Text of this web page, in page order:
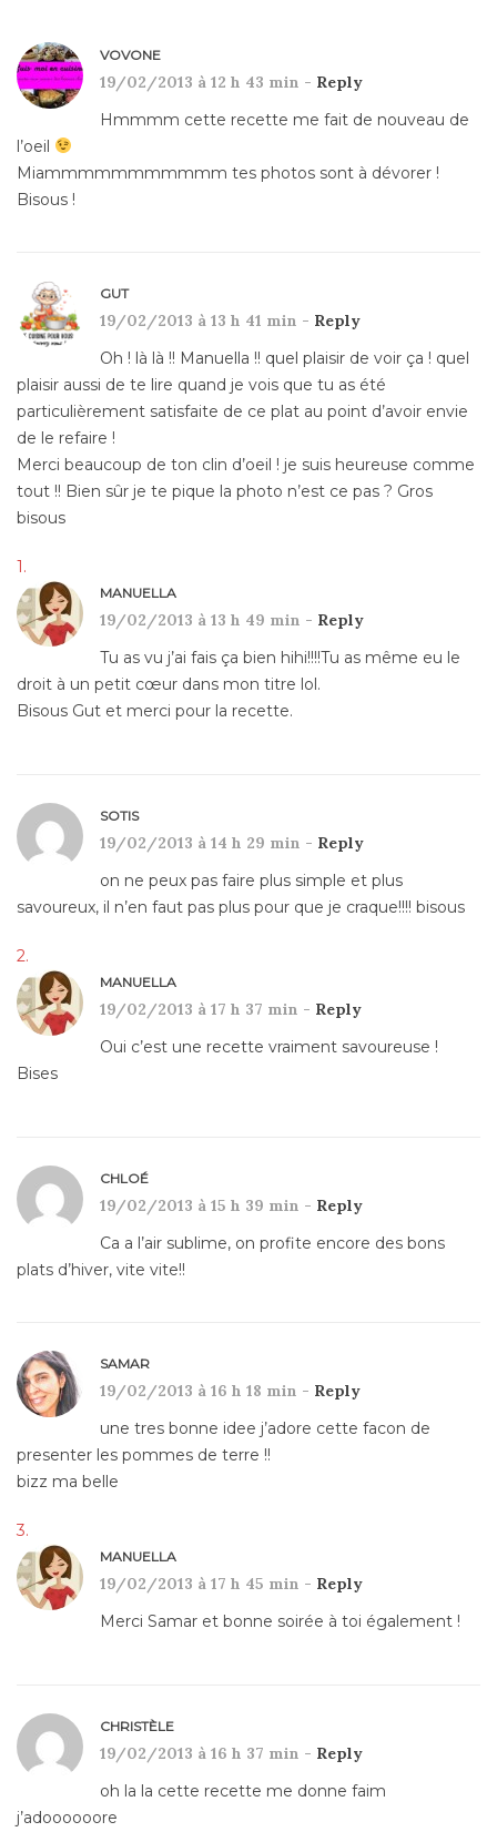
VOVONE
19/02/2013 à 12 h 43 min - Reply
Hmmmm cette recette me fait de nouveau de
l’oeil
Miammmmmmmmmmm tes photos sont à dévorer !
Bisous !
GUT
19/02/2013 à 13 h 41 min - Reply
Oh ! là là !! Manuella !! quel plaisir de voir ça ! quel
plaisir aussi de te lire quand je vois que tu as été
particulièrement satisfaite de ce plat au point d’avoir envie
de le refaire !
Merci beaucoup de ton clin d’oeil ! je suis heureuse comme
tout !! Bien sûr je te pique la photo n’est ce pas ? Gros
bisous
MANUELLA
19/02/2013 à 13 h 49 min - Reply
Tu as vu j’ai fais ça bien hihi!!!!Tu as même eu le
droit à un petit cœur dans mon titre lol.
Bisous Gut et merci pour la recette.
SOTIS
19/02/2013 à 14 h 29 min - Reply
on ne peux pas faire plus simple et plus
savoureux, il n’en faut pas plus pour que je craque!!!! bisous
MANUELLA
19/02/2013 à 17 h 37 min - Reply
Oui c’est une recette vraiment savoureuse !
Bises
CHLOÉ
19/02/2013 à 15 h 39 min - Reply
Ca a l’air sublime, on profite encore des bons
plats d’hiver, vite vite!!
SAMAR
19/02/2013 à 16 h 18 min - Reply
une tres bonne idee j’adore cette facon de
presenter les pommes de terre !!
bizz ma belle
MANUELLA
19/02/2013 à 17 h 45 min - Reply
Merci Samar et bonne soirée à toi également !
CHRISTÈLE
19/02/2013 à 16 h 37 min - Reply
oh la la cette recette me donne faim
j’adoooooore